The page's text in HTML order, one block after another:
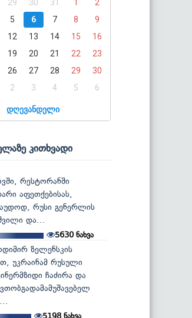
29 30 31 1
2
5 6 7 8
9
12 13 14 15
16
19 20 21 22
23
26 27 28 29
30
2 3 4 5 6
დღევანდელი
კითხვადი
რესტორანში
აფეთქებისას,
რუსი გენერლის
და...
5630ნახვა
ზელენსკის
უკრაინამ რუსული
ჩაძირა და
5198 ნახვა